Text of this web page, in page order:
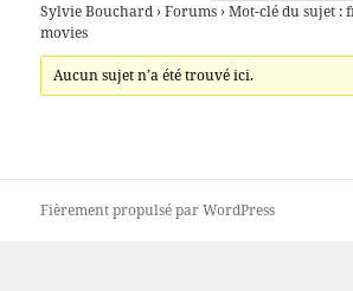
Sylvie Bouchard › Forums › Mot-clé du sujet :
movies
Aucun sujet n’a été trouvé ici.
Fièrement propulsé par WordPress